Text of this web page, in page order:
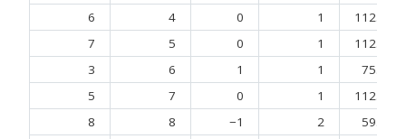
6
4 0 1
112.500
7
5 0 1
112.500
3
6 1 1
75.000
5
7 0 1
112.500
8
8 −1 2
59.467